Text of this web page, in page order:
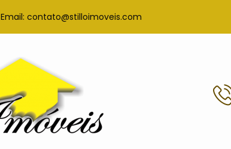
Email: contato@stilloimoveis.com